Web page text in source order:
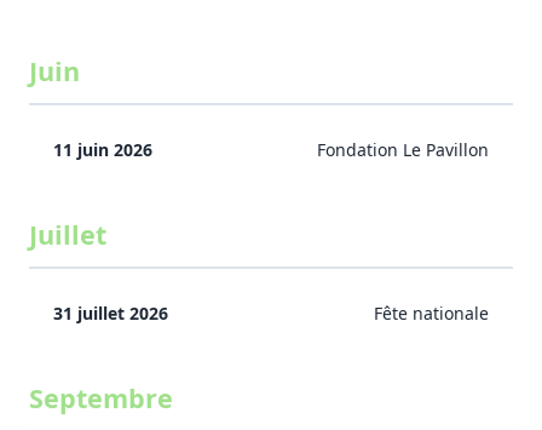
Juin
11 juin 2026 Fondation Le Pavillon
Juillet
31 juillet 2026 Fête nationale
Septembre